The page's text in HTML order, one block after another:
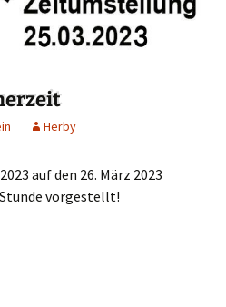
Herby
auf den 26. März 2023
vorgestellt!